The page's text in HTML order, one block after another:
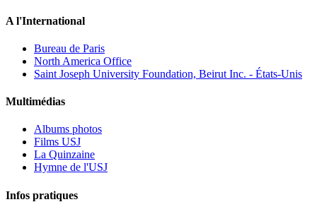
A l'International
Bureau de Paris
North America Office
Saint Joseph University Foundation, Beirut Inc. - États-Unis
Multimédias
Albums photos
Films USJ
La Quinzaine
Hymne de l'USJ
Infos pratiques